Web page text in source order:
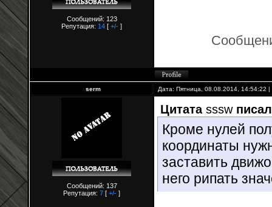
Сообщений: 123
Репутация: 14 [ +/- ]
serm Дата: Пятница, 08.08.2014, 14:54:22
Сообщений: 137
Репутация: 7 [ +/- ]
Цитата sssw
Кроме нулей
координаты
заставить
него рипать